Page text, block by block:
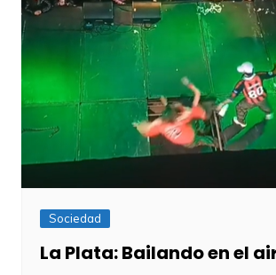
Sociedad
La Plata: Bailando en el